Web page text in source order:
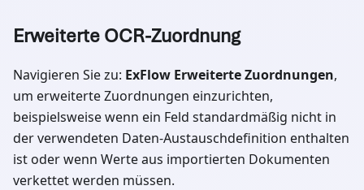
Erweiterte OCR-Zuordnung
Navigieren Sie zu: ExFlow Erweiterte Zuordnungen,
um erweiterte Zuordnungen einzurichten,
beispielsweise wenn ein Feld standardmäßig nicht in
der verwendeten Daten-Austauschdefinition enthalten
ist oder wenn Werte aus importierten Dokumenten
verkettet werden müssen.